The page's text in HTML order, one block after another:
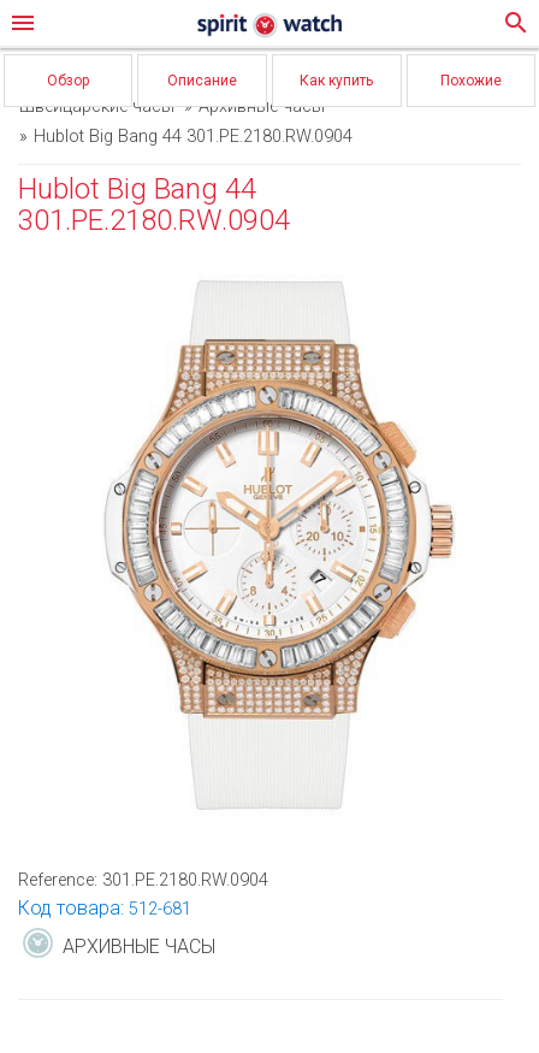
menu search
Обзор Описание Как купить Похожие
Швейцарские часы
Архивные часы
Hublot Big Bang 44 301.PE.2180.RW.0904
Hublot Big Bang 44
301.PE.2180.RW.0904
Reference: 301.PE.2180.RW.0904
Код товара: 512-681
АРХИВНЫЕ ЧАСЫ